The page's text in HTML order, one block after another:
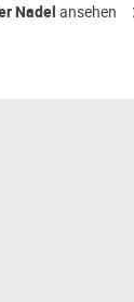
Nadel ansehen